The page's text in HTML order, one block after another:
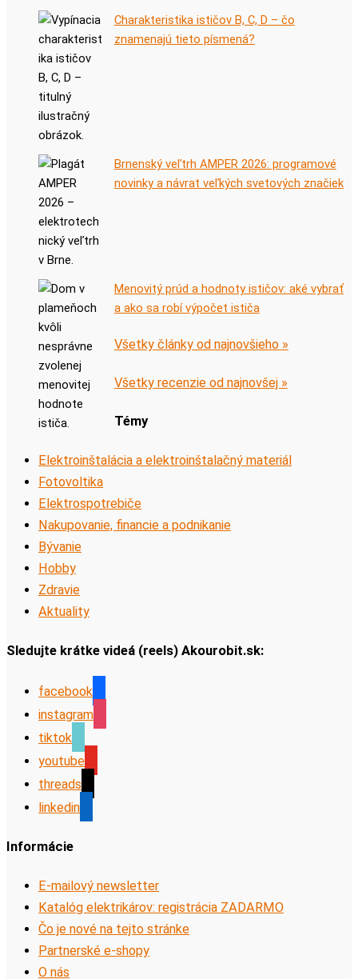
Charakteristika ističov B, C, D – čo
znamenajú tieto písmená?
Brnenský veľtrh AMPER 2026: programové
novinky a návrat veľkých svetových značiek
Menovitý prúd a hodnoty ističov: aké vybrať
a ako sa robí výpočet ističa
Všetky články od najnovšieho »
Všetky recenzie od najnovšej »
Témy
Elektroinštalácia a elektroinštalačný materiál
Fotovoltika
Elektrospotrebiče
Nakupovanie, financie a podnikanie
Bývanie
Hobby
Zdravie
Aktuality
Sledujte krátke videá (reels) Akourobit.sk:
facebook
instagram
tiktok
youtube
threads
linkedin
Informácie
E-mailový newsletter
Katalóg elektrikárov: registrácia ZADARMO
Čo je nové na tejto stránke
Partnerské e-shopy
O nás